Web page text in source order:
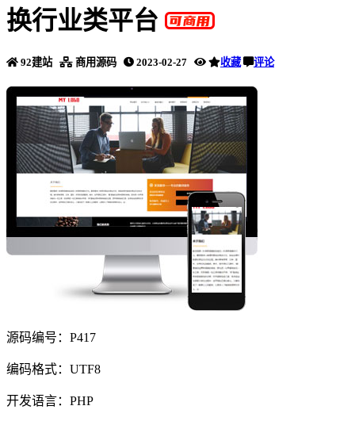
换行业类平台
92建站 商用源码 2023-02-27 收藏 评论
源码编号：P417
编码格式：UTF8
开发语言：PHP